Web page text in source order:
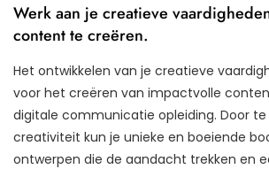
Werk aan je creatieve
content te creëren.
Het ontwikkelen van je creatieve
voor het creëren van impactvolle
digitale communicatie opleiding. Door te
creativiteit kun je unieke en boeiende
ontwerpen die de aandacht trekken en